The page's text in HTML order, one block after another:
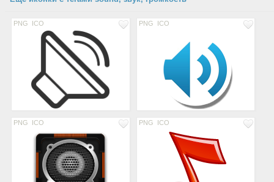
PNG ICO PNG ICO
PNG ICO PNG ICO